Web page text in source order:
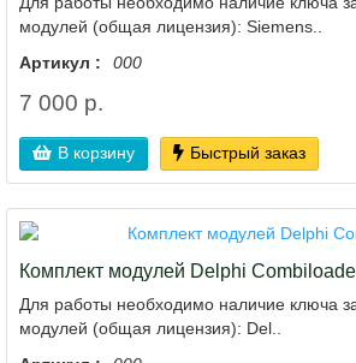
модулей (общая лицензия): Siemens..
Артикул :
000
7 000 р.
В корзину Быстрый заказ
Комплект модулей Delphi
Для работы необходимо наличие ключа
модулей (общая лицензия): Del..